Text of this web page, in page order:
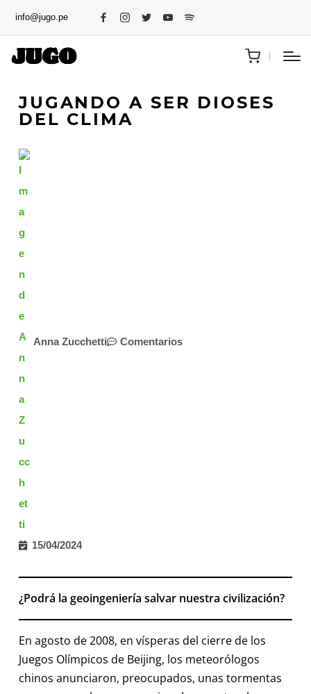
info@jugo.pe
JUGANDO A SER DIOSES
DEL CLIMA
Anna Zucchetti Comentarios
15/04/2024
¿Podrá la geoingeniería salvar nuestra civilización?
En agosto de 2008, en vísperas del cierre de los
Juegos Olímpicos de Beijing, los meteorólogos
chinos anunciaron, preocupados, unas tormentas